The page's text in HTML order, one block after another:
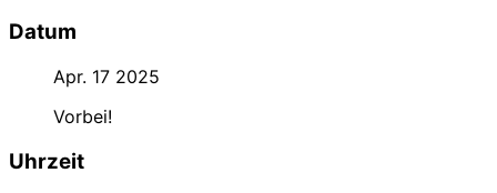
Datum
Apr. 17 2025
Vorbei!
Uhrzeit